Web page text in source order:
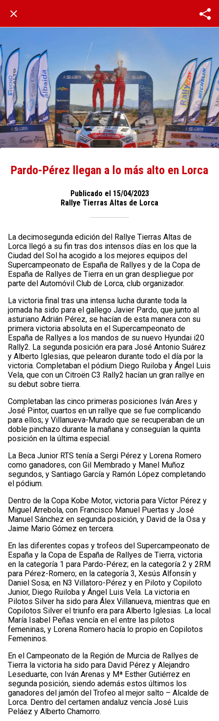
Pardo-Pérez llegan a lo más alto en Lorca
Publicado el 15/04/2023
Rallye Tierras Altas de Lorca
La decimosegunda edición del Rallye Tierras Altas de
Lorca llegó a su fin tras dos intensos días en los que la
Ciudad del Sol ha acogido a los mejores equipos del
Supercampeonato de España de Rallyes y de la Copa de
España de Rallyes de Tierra en un gran despliegue por
parte del Automóvil Club de Lorca, club organizador.
La victoria final tras una intensa lucha durante toda la
jornada ha sido para el gallego Javier Pardo, que junto al
asturiano Adrián Pérez, se hacían de esta manera con su
primera victoria absoluta en el Supercampeonato de
España de Rallyes a los mandos de su nuevo Hyundai i20
Rally2. La segunda posición era para José Antonio Suárez
y Alberto Iglesias, que pelearon durante todo el día por la
victoria. Completaban el pódium Diego Ruiloba y Ángel Luis
Vela, que con un Citroën C3 Rally2 hacían un gran rallye en
su debut sobre tierra.
Completaban las cinco primeras posiciones Iván Ares y
José Pintor, cuartos en un rallye que se fue complicando
para ellos; y Villanueva-Murado que se recuperaban de un
doble pinchazo durante la mañana y conseguían la quinta
posición en la última especial.
La Beca Junior RTS tenía a Sergi Pérez y Lorena Romero
como ganadores, con Gil Membrado y Manel Muñoz
segundos, y Santiago García y Ramón López completando
el pódium.
Dentro de la Copa Kobe Motor, victoria para Víctor Pérez y
Miguel Arrebola, con Francisco Manuel Puertas y José
Manuel Sánchez en segunda posición, y David de la Osa y
Jaime Mario Gómez en tercera.
En las diferentes copas y trofeos del Supercampeonato de
España y la Copa de España de Rallyes de Tierra, victoria
en la categoría 1 para Pardo-Pérez; en la categoría 2 y 2RM
para Pérez-Romero; en la categoría 3, Xesús Alfonsín y
Daniel Sosa; en N3 Villatoro-Pérez y en Piloto y Copiloto
Junior, Diego Ruiloba y Ángel Luis Vela. La victoria en
Pilotos Silver ha sido para Álex Villanueva, mientras que en
Copilotos Silver el triunfo era para Alberto Iglesias. La local
María Isabel Peñas vencía en el entre las pilotos
femeninas, y Lorena Romero hacía lo propio en Copilotos
Femeninos.
En el Campeonato de la Región de Murcia de Rallyes de
Tierra la victoria ha sido para David Pérez y Alejandro
Leseduarte, con Iván Arenas y Mª Esther Gutiérrez en
segunda posición, siendo además estos últimos los
ganadores del jamón del Trofeo al mejor salto – Alcalde de
Lorca. Dentro del certamen andaluz vencía José Luis
Peláez y Alberto Chamorro.